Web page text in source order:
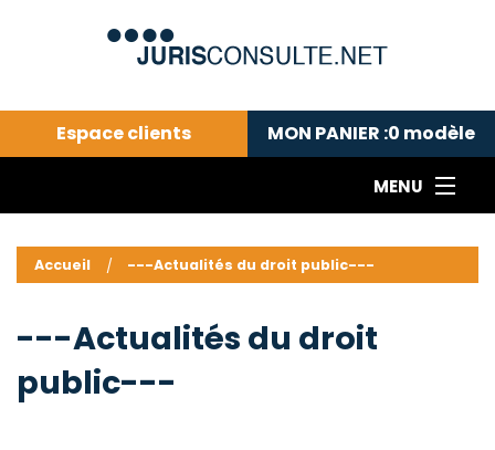
Espace clients MON PANIER :0 modèle
MENU
---Actualités du droit public---
Droit pénal---
Droit privé ---
Abonnement aux actualités
Accueil ---Actualités du droit public---
---Actualités du droit
public---